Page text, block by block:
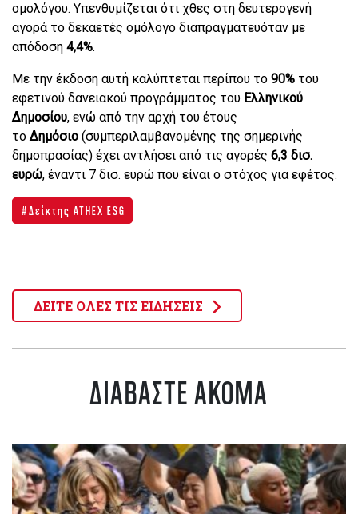
ομολόγου. Υπενθυμίζεται ότι χθες στη δευτερογενή
αγορά το δεκαετές ομόλογο διαπραγματευόταν με
απόδοση 4,4%.
Με την έκδοση αυτή καλύπτεται περίπου το 90% του
εφετινού δανειακού προγράμματος του Ελληνικού
Δημοσίου, ενώ από την αρχή του έτους
τοΔημόσιο (συμπεριλαμβανομένης της σημερινής
δημοπρασίας) έχει αντλήσει από τις αγορές 6,3 δισ.
ευρώ, έναντι 7 δισ. ευρώ που είναι ο στόχος για εφέτος.
Δείκτης ATHEX ESG
ΔΕΙΤΕ ΟΛΕΣ ΤΙΣ ΕΙΔΗΣΕΙΣ
ΔΙΑΒΑΣΤΕ ΑΚΟΜΑ